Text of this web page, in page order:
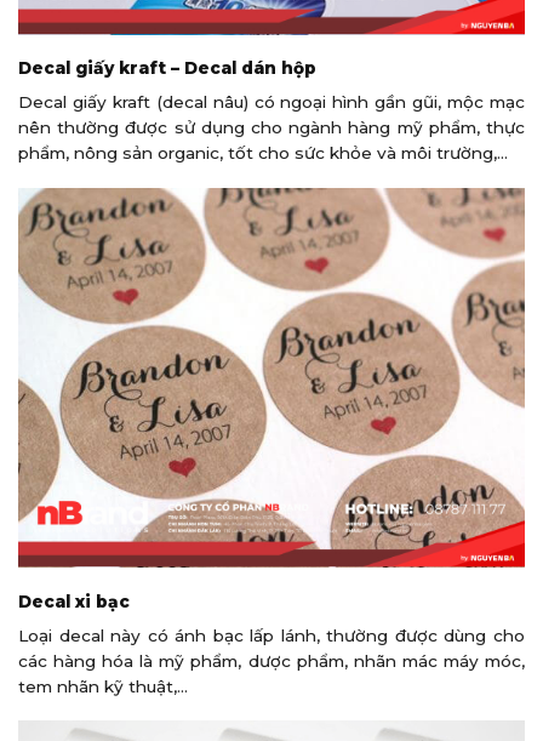
Decal giấy kraft – Decal dán hộp
Decal giấy kraft (decal nâu) có ngoại hình gần gũi, mộc mạc
nên thường được sử dụng cho ngành hàng mỹ phẩm, thực
phẩm, nông sản organic, tốt cho sức khỏe và môi trường,…
Decal xi bạc
Loại decal này có ánh bạc lấp lánh, thường được dùng cho
các hàng hóa là mỹ phẩm, dược phẩm, nhãn mác máy móc,
tem nhãn kỹ thuật,…